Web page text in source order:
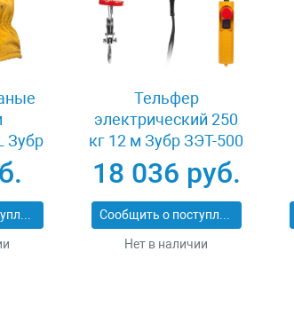
Зубр
XL
Сообщить о поступлении
Тельфер
электрический 250
кг 12 м Зубр ЗЭТ-500
18 036 руб.
Сообщить о поступлении
Нет в наличии